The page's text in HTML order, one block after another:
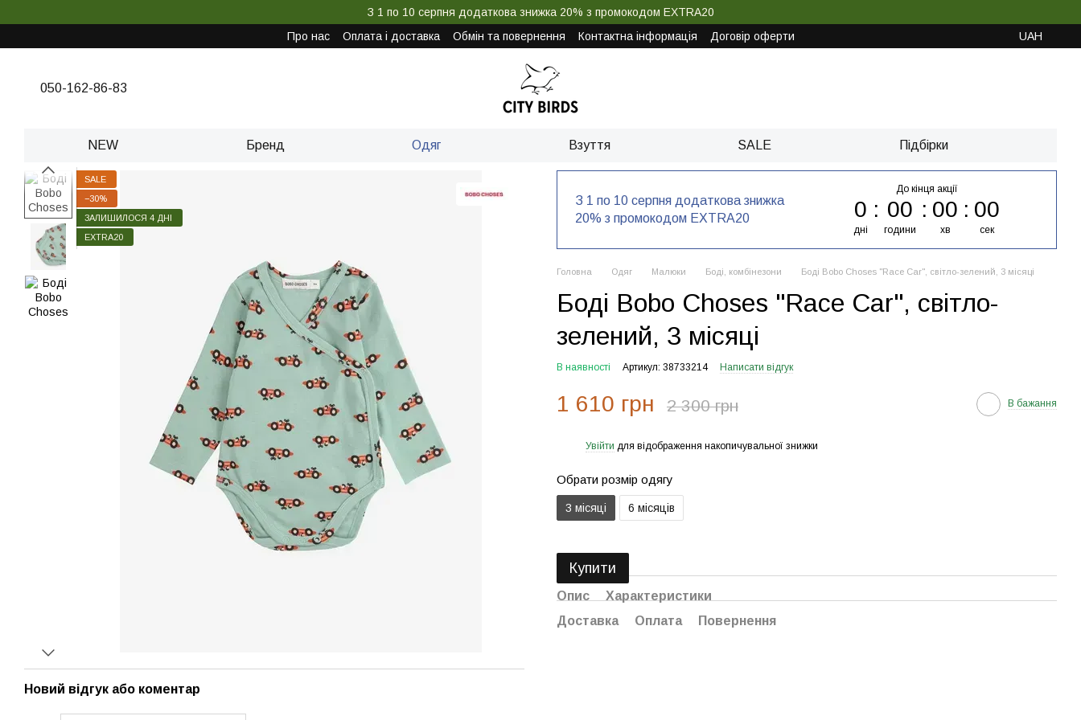
З 1 по 10 серпня додаткова знижка 20% з промокодом EXTRA20
Про нас
Оплата і доставка Обмін та повернення Контактна інформація Договір оферти UAH
050-162-86-83
NEW Бренд Одяг Взуття SALE Підбірки
SALE
−30%
ЗАЛИШИЛОСЯ 4 ДНІ
EXTRA20
Новий відгук або коментар
З 1 по 10 серпня додаткова знижка
20% з промокодом EXTRA20
До кінця акції
0
дні
00
години
00
хв
00
сек
Головна Одяг Малюки Боді, комбінезони Боді Bobo Choses "Race Car", світло-зелений, 3 місяці
Боді Bobo Choses "Race Car", світло-
зелений, 3 місяці
В наявності Артикул: 38733214 Написати відгук
1 610 грн 2 300 грн В бажання
Увійти для відображення накопичувальної знижки
Обрати розмір одягу
3 місяці 6 місяців
Купити
Опис
Характеристики
Доставка
Оплата Повернення